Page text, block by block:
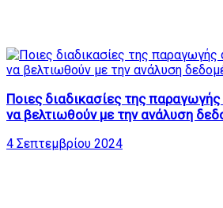
Ποιες διαδικασίες της
να βελτιωθούν με την ανάλυση
4 Σεπτεμβρίου 2024